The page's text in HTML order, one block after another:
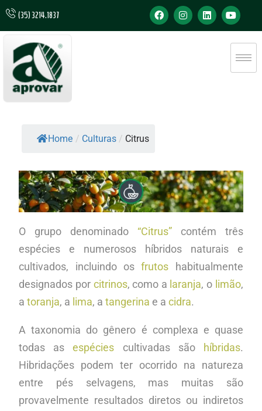
(35) 3214.1837
Home / Culturas / Citrus
O grupo denominado “Citrus”contém três
espécies e numerosos híbridos naturais e
cultivados, incluindo osfrutos habitualmente
designados por citrinos, como a laranja, o limão,
atoranja, a lima, atangerina e acidra.
A taxonomia do gênero é complexa e quase
todas asespécies cultivadas são híbridas.
Hibridações podem ter ocorrido na natureza
entre pés selvagens, mas muitas são
provavelmente resultados diretos ou indiretos